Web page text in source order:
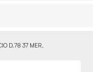
D.78 37 MER.